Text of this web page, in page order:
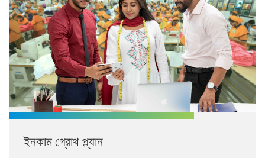
ইনকাম গ্রোথ প্ল্যান